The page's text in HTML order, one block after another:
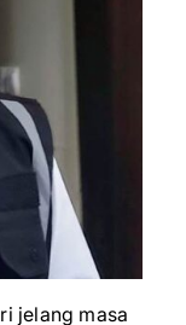
jelang masa